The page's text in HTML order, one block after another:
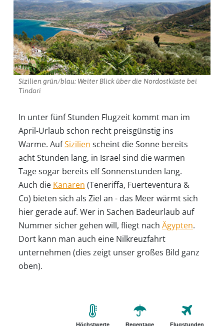
Sizilien grün/blau: Weiter Blick über die Nordostküste bei
Tindari
In unter fünf Stunden Flugzeit kommt man im
April-Urlaub schon recht preisgünstig ins
Warme. AufSizilien scheint die Sonne bereits
acht Stunden lang, in Israel sind die warmen
Tage sogar bereits elf Sonnenstunden lang.
Auch die Kanaren (Teneriffa, Fuerteventura &
Co) bieten sich als Ziel an - das Meer wärmt sich
hier gerade auf. Wer in Sachen Badeurlaub auf
Nummer sicher gehen will, fliegt nach Ägypten.
Dort kann man auch eine Nilkreuzfahrt
unternehmen (dies zeigt unser großes Bild ganz
oben).
Höchstwerte Regentage Flugstunden